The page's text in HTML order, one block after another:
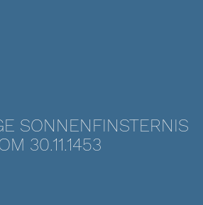
SONNENFINSTERNIS
30.11.1453